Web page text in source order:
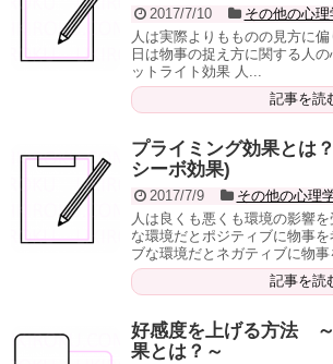
2017/7/10
その他の心理
人は実際よりもものの見方に
日は物事の捉え方に関する人
ットライト効果 人...
記事を読
プライミング効果とは
シーボ効果)
2017/7/9
その他の心理
人は良くも悪くも環境の影響
な環境だとポジティブに物事
ブな環境だとネガティブに物
記事を読
好感度を上げる方法
果とは？～